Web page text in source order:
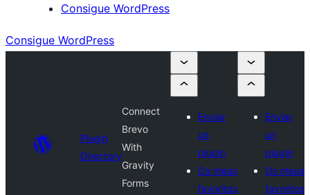
Consigue WordPress
Consigue WordPress
Plugin
Directory
Connect
Brevo
With
Gravity
Forms
Enviar
un
plugin
Os meus
favoritos
Enviar
un
plugin
Os meus
favoritos